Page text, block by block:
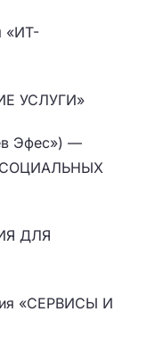
«ИТ-
УСЛУГИ»
Эфес») —
СОЦИАЛЬНЫХ
ДЛЯ
«СЕРВИСЫ И